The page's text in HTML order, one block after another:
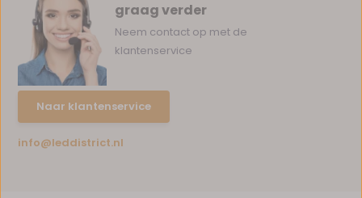
graag verder
Neem contact op met de
klantenservice
Naar klantenservice
info@leddistrict.nl